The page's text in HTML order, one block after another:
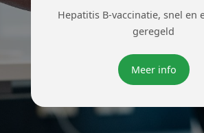
Hepatitis B-vaccinatie, snel en
geregeld
Meer info